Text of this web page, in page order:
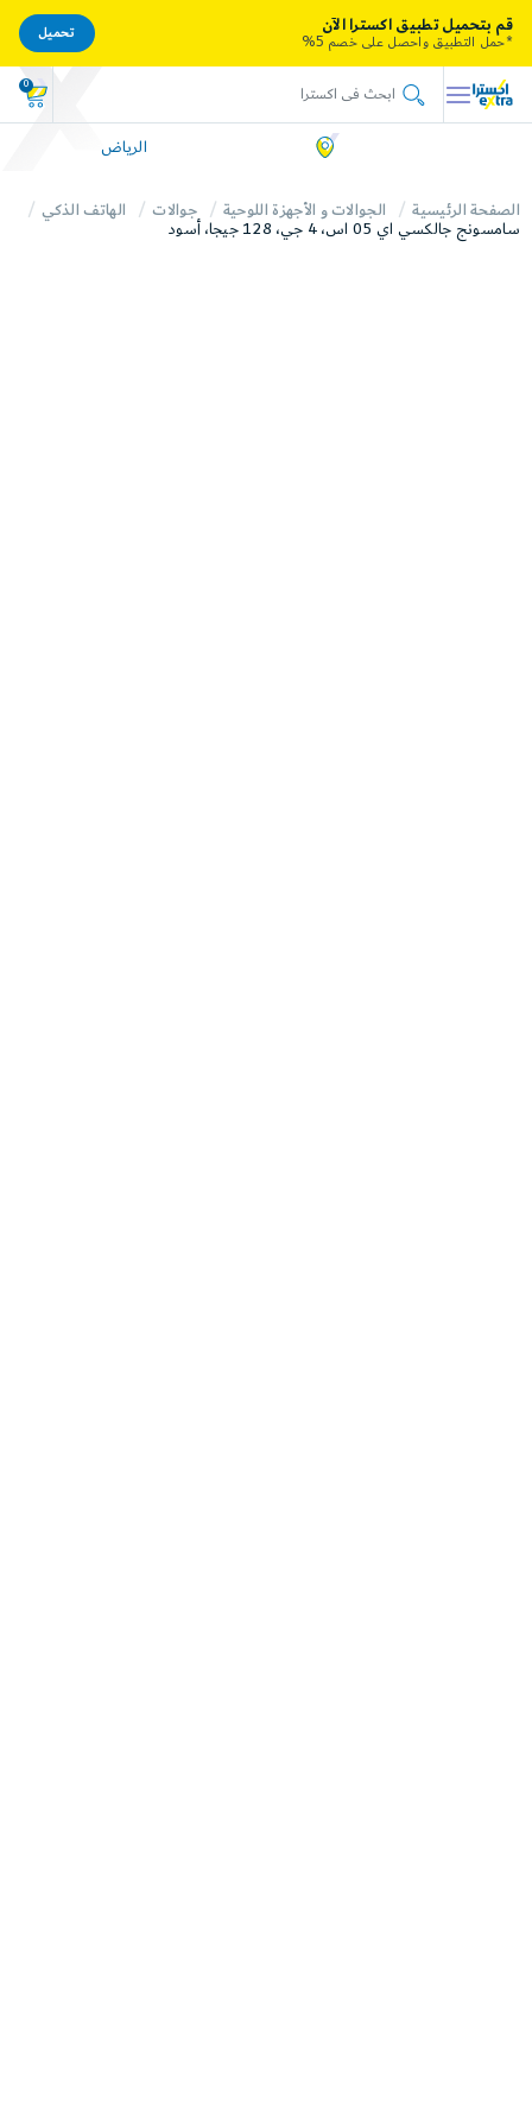
0
الرياض
الصفحة الرئيسية الجوالات و الأجهزة اللوحية جوالات
الهاتف الذكي
سامسونج جالكسي اي 05 اس، 4 جي، 128 جيجا، أسود
قم بتحميل تطبيق اكسترا الآن
*حمل التطبيق واحصل على خصم 5%
تحميل